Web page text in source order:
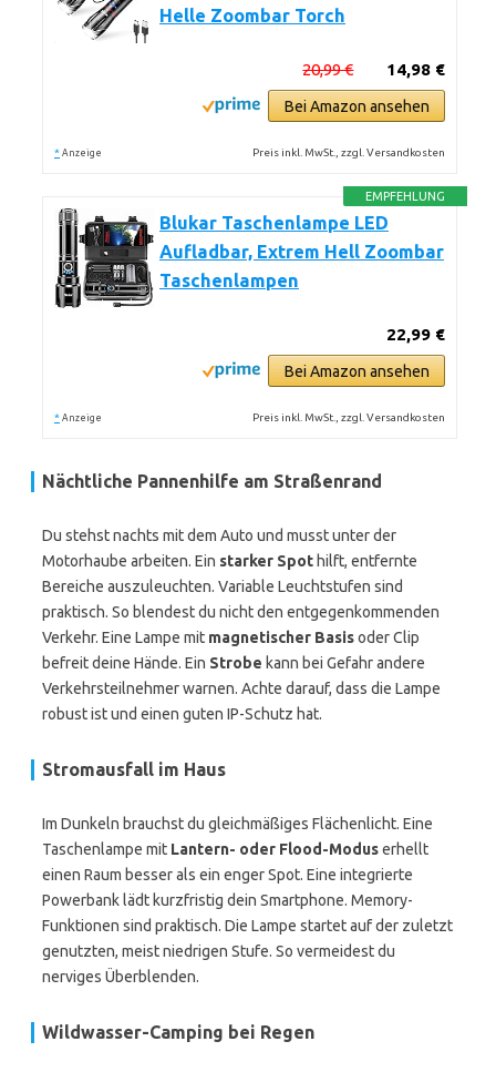
Helle Zoombar Torch
14,98 €
20,99 €
Bei Amazon ansehen
* Anzeige Preis inkl. MwSt., zzgl. Versandkosten
EMPFEHLUNG
Blukar Taschenlampe LED
Aufladbar, Extrem Hell Zoombar
Taschenlampen
22,99 €
Bei Amazon ansehen
* Anzeige Preis inkl. MwSt., zzgl. Versandkosten
Nächtliche Pannenhilfe am Straßenrand
Du stehst nachts mit dem Auto und musst unter der
Motorhaube arbeiten. Ein starker Spot hilft, entfernte
Bereiche auszuleuchten. Variable Leuchtstufen sind
praktisch. So blendest du nicht den entgegenkommenden
Verkehr. Eine Lampe mit magnetischer Basisoder Clip
befreit deine Hände. Ein Strobe kann bei Gefahr andere
Verkehrsteilnehmer warnen. Achte darauf, dass die Lampe
robust ist und einen guten IP-Schutz hat.
Stromausfall im Haus
Im Dunkeln brauchst du gleichmäßiges Flächenlicht. Eine
Taschenlampe mit Lantern- oder Flood-Moduserhellt
einen Raum besser als ein enger Spot. Eine integrierte
Powerbank lädt kurzfristig dein Smartphone. Memory-
Funktionen sind praktisch. Die Lampe startet auf der zuletzt
genutzten, meist niedrigen Stufe. So vermeidest du
nerviges Überblenden.
Wildwasser-Camping bei Regen